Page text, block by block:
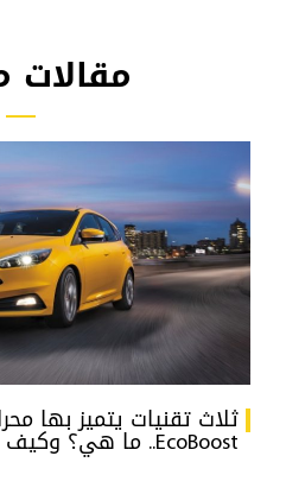
مقالات
ثلاث تقنيات يتميز بها
EcoBoost.. ما هي؟ وكيف يعمل؟